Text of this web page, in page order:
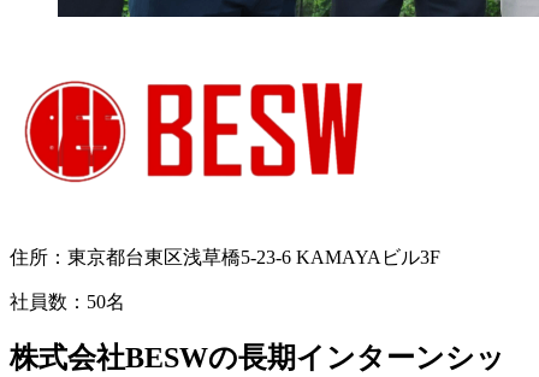
住所： 東京都台東区浅草橋5-23-6 KAMAYAビル3F
社員数： 50名
株式会社BESWの長期インターンシッ